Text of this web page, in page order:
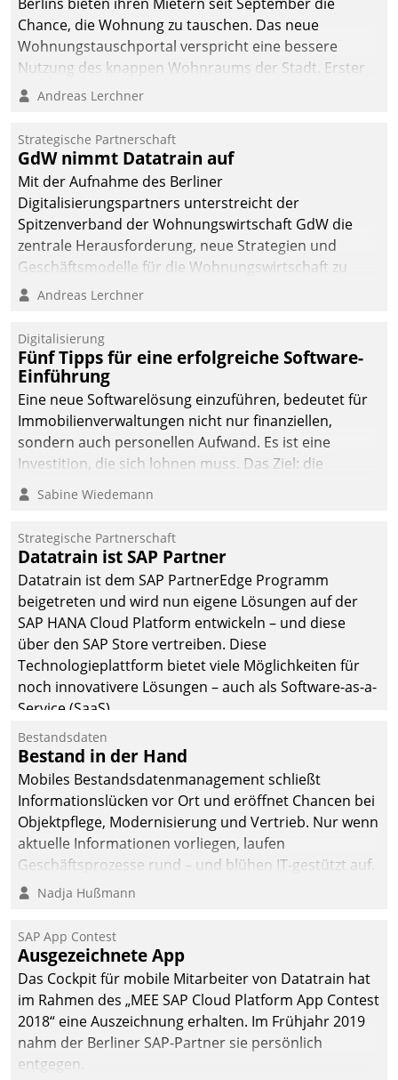
Chance, die Wohnung zu tauschen. Das neue
Wohnungstauschportal verspricht eine bessere
Nutzung des knappen Wohnraums der Stadt. Erster
Anwendungsfall für Datatrains Lösung API-Hub mit
Unternehmen.
Andreas Lerchner
Strategische Partnerschaft
GdW nimmt Datatrain auf
Mit der Aufnahme des Berliner
Digitalisierungspartners unterstreicht der
Spitzenverband der Wohnungswirtschaft GdW die
zentrale Herausforderung, neue Strategien und
Geschäftsmodelle für die Wohnungswirtschaft zu
entwickeln.
Andreas Lerchner
Digitalisierung
Fünf Tipps für eine erfolgreiche Software-
Einführung
Eine neue Softwarelösung einzuführen, bedeutet für
Immobilienverwaltungen nicht nur finanziellen,
sondern auch personellen Aufwand. Es ist eine
Investition, die sich lohnen muss. Das Ziel: die
nachhaltige Optimierung der Geschäftsabläufe. Damit
dieses Ziel erreicht wird, sollten einige Grundregeln
Sabine Wiedemann
Strategische Partnerschaft
Datatrain ist SAP Partner
Datatrain ist dem SAP PartnerEdge Programm
beigetreten und wird nun eigene Lösungen auf der
SAP HANA Cloud Platform entwickeln – und diese
über den SAP Store vertreiben. Diese
Technologieplattform bietet viele Möglichkeiten für
noch innovativere Lösungen – auch als Software-as-a-
Service (SaaS).
Bestandsdaten
Bestand in der Hand
Mobiles Bestandsdatenmanagement schließt
Informationslücken vor Ort und eröffnet Chancen bei
Objektpflege, Modernisierung und Vertrieb. Nur wenn
aktuelle Informationen vorliegen, laufen
Geschäftsprozesse rund – und blühen IT-gestützt auf.
Nadja Hußmann
SAP App Contest
Ausgezeichnete App
Das Cockpit für mobile Mitarbeiter von Datatrain hat
im Rahmen des „MEE SAP Cloud Platform App Contest
2018“ eine Auszeichnung erhalten. Im Frühjahr 2019
nahm der Berliner SAP-Partner sie persönlich
entgegen.